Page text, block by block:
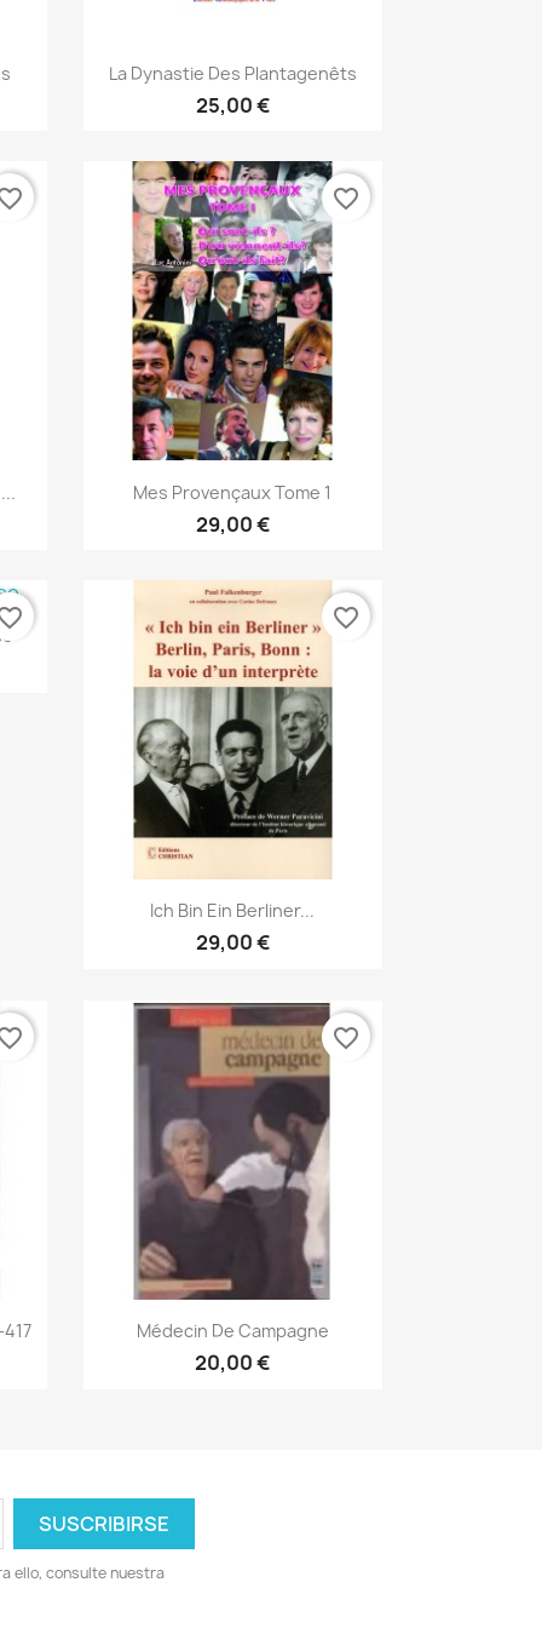
Vista rápida
La Dynastie Des Plantagenêts
25,00 €
Vista rápida
Mes Provençaux Tome 1
29,00 €
favorite_border
Vista rápida
Ich Bin Ein Berliner...
29,00 €
favorite_border
Vista rápida
Médecin De Campagne
20,00 €
favorite_border
ello, consulte nuestra